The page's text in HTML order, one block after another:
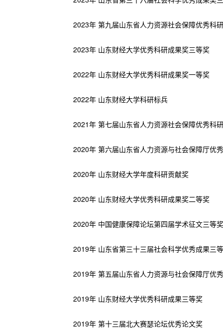
2023年 第九届山东省人力资源社会保障优秀科
2023年 山东财经大学优秀科研成果奖三等奖
2022年 山东财经大学优秀科研成果奖一等奖
2022年 山东财经大学科研标兵
2021年 第七届山东省人力资源社会保障优秀科
2020年 第六届山东省人力资源与社会保障厅优
2020年 山东财经大学年度科研贡献奖
2020年 山东财经大学优秀科研成果奖二等奖
2020年 中国健康保障论坛第四届学术征文三等
2019年 山东省第三十三届社会科学优秀成果三
2019年 第五届山东省人力资源与社会保障厅优
2019年 山东财经大学优秀科研成果三等奖
2019年 第十三届北大赛瑟论坛优秀论文奖